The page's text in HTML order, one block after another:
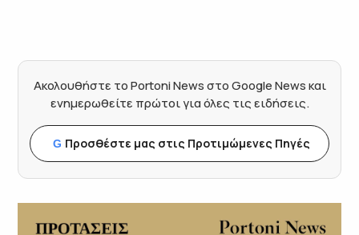
Ακολουθήστε το Portoni News στο Google News και
ενημερωθείτε πρώτοι για όλες τις ειδήσεις.
G Προσθέστε μας στις Προτιμώμενες Πηγές